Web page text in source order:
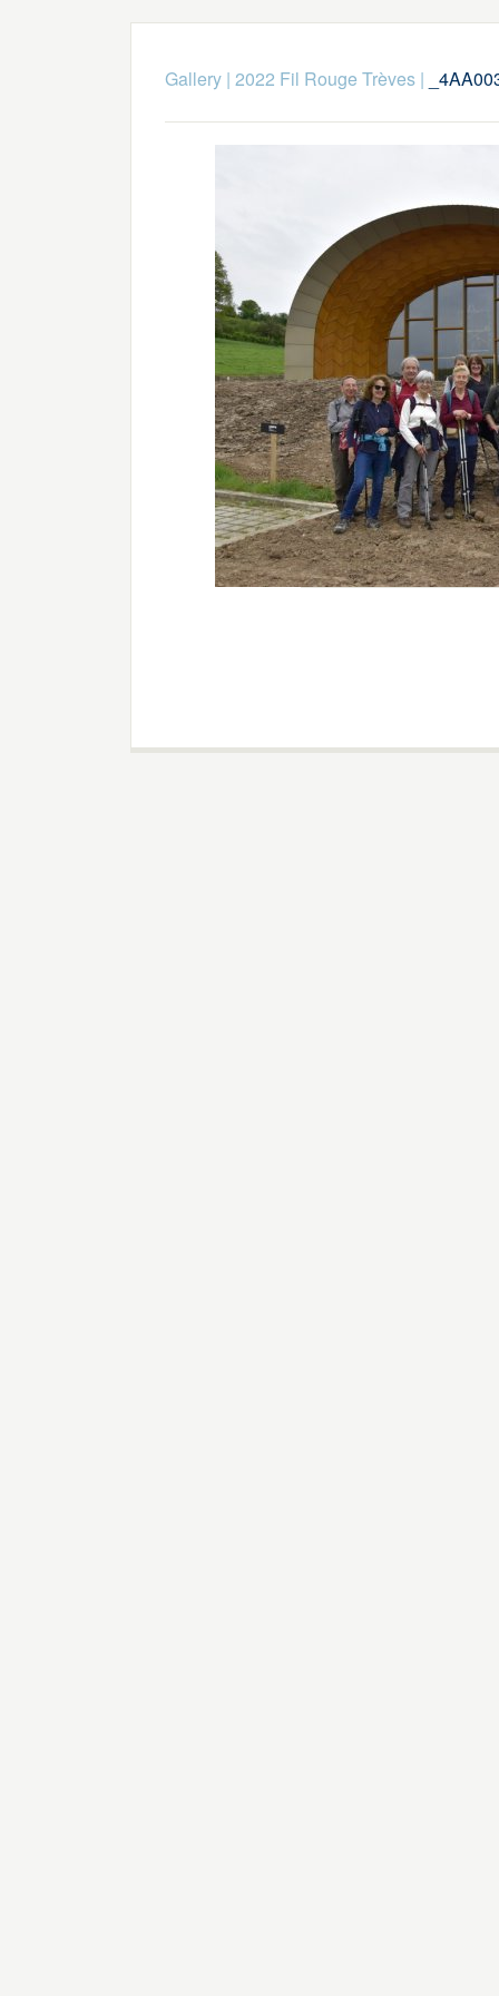
Gallery| 2022 Fil Rouge Trèves|